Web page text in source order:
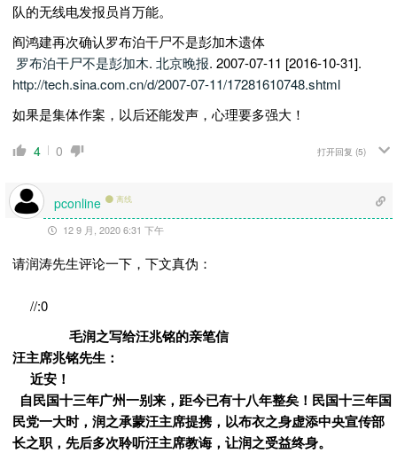
队的无线电发报员肖万能。
阎鸿建再次确认罗布泊干尸不是彭加木遗体
罗布泊干尸不是彭加木. 北京晚报. 2007-07-11 [2016-10-31].
http://tech.sina.com.cn/d/2007-07-11/17281610748.shtml
如果是集体作案，以后还能发声，心理要多强大！
4 0 打开回复 (5)
pconline 离线
12 9 月, 2020 6:31 下午
请润涛先生评论一下，下文真伪：
//:0
毛润之写给汪兆铭的亲笔信
汪主席兆铭先生：
近安！
自民国十三年广州一别来，距今已有十八年整矣！民国十三年国
民党一大时， 润之承蒙汪主席提携，以布衣之身虚添中央宣传部
长之职，先后多次聆听汪主席教诲，让润之受益终身。